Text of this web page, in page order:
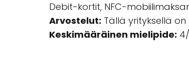
Debit-kortit, NFC-
Arvostelut: Tällä yrityksellä on
Keskimääräinen mielipide: